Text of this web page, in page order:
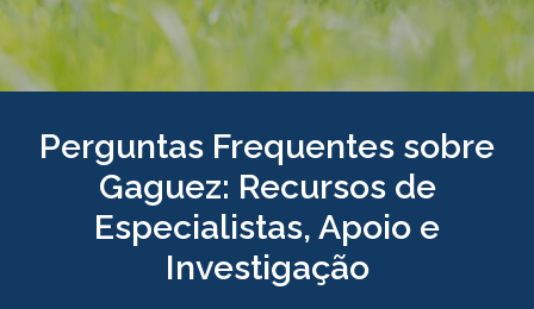
Perguntas Frequentes sobre
Gaguez: Recursos de
Especialistas, Apoio e
Investigação